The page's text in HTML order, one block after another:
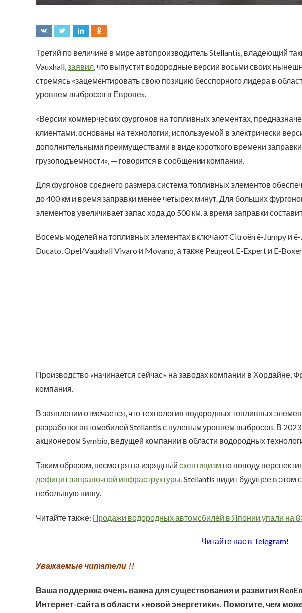
Третий по величине в мире автопроизводитель Stellantis, владеющий
Vauxhall,заявил, что выпустит водородные версии восьми своих
стремясь «зацементировать свою позицию бесспорного лидера в
уровнем выбросов в Европе».
«Версии коммерческих фургонов на топливных элементах,
клиентами, основаны на технологии, используемой в электрически
дополнительными преимуществами в виде короткого времени заправки
грузоподъемности», — говорится в сообщении компании.
Для фургонов среднего размера система топливных элементов
до 400 км и время заправки менее четырех минут. Для больших
элементов увеличивает запас хода до 500 км, а время заправки
Восемь моделей на топливных элементах включают Citroën ë-Jumpy и ë-
Ducato, Opel/Vauxhall Vivaro и Movano, а также Peugeot E-Expert и E-
Производство «начинается сейчас» на заводах компании в Хордайне,
компания.
В заявлении отмечается, что технология водородных топливных
разработки автомобилей Stellantis с нулевым уровнем выбросов. В
акционером Symbio, ведущей компании в области водородных
Таким образом, несмотря на изрядный скептицизм по поводу
дефицит заправочной инфраструктуры , Stellantis видит будущее в этом
небольшую нишу.
Читайте также: Продажи водородных автомобилей в Японии упали на
Читайте нас в Telegram!
Уважаемые читатели !!
Ваша поддержка очень важна для существования и развития
Интернет-сайта в области «новой энергетики». Помогите, чем